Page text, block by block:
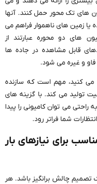
های تک محور حمل کنند. آنها
زمین های ناهموار فراهم می
های دو محوره عبارتند از
قابل مشاهده در جاده ها
فاو و غیره می شود.
کنید، مهم است که سازنده
تولید می کند. با گزینه های
راحتی می توان کامیونی را پیدا
شما فراتر رود.
برای نیازهای بار
چالش برانگیز باشد. هر